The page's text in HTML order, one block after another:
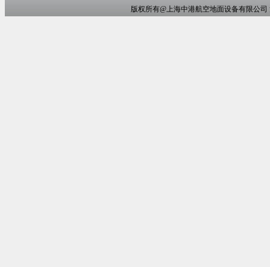
版权所有@上海中港航空地面设备有限公司